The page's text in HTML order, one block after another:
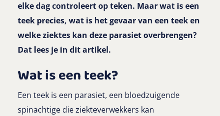
elke dag controleert op teken. Maar wat is een
teek precies, wat is het gevaar van een teek en
welke ziektes kan deze parasiet overbrengen?
Dat lees je in dit artikel.
Wat is een teek?
Een teek is een parasiet, een bloedzuigende
spinachtige die ziekteverwekkers kan